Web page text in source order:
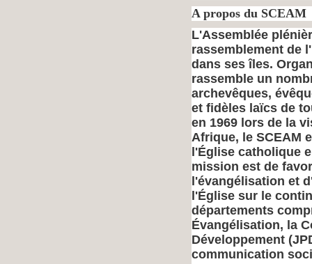
A propos du SCEAM
L'Assemblée
rassemblement de
dans ses îles.
rassemble un
archevêques,
et fidèles laïcs de
en 1969 lors de la
Afrique, le SCEAM
l'Église catholique
mission est de
l'évangélisation et
l'Église sur le
départements
Évangélisation, la
Développement
communication